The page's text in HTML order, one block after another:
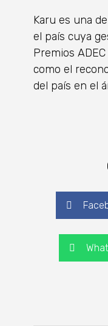
Karu es una
el país cuya
Premios
como el
del país en el